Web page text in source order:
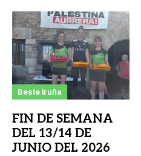
Beste Iruña
FIN DE SEMANA
DEL 13/14 DE
JUNIO DEL 2026